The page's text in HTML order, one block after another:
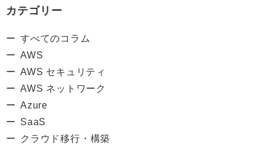
カテゴリー
すべてのコラム
AWS
AWS セキュリティ
AWS ネットワーク
Azure
SaaS
クラウド移行・構築